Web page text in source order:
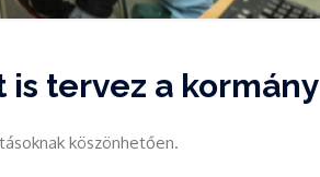
is tervez a kormány
köszönhetően.